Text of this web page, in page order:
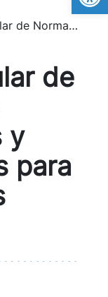
Iniciativa Popular de Norma: Bases institucionales y fundamentales para las propuestas
de
y
para